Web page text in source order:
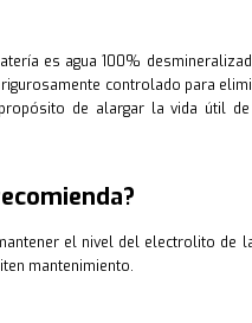
es agua 100%
controlado para
de alargar la vida útil
el nivel del electrolito de
mantenimiento.